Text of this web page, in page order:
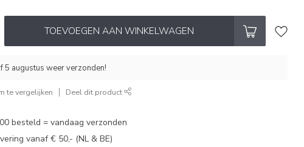
TOEVOEGEN AAN WINKELWAGEN
5 augustus weer verzonden!
te vergelijken Deel dit product
besteld = vandaag verzonden
vanaf € 50,- (NL & BE)